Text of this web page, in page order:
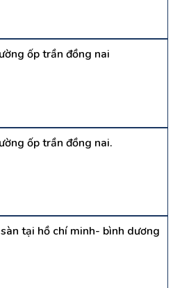
ốp trần đồng nai
ốp trần đồng nai.
tại hồ chí minh- bình dương